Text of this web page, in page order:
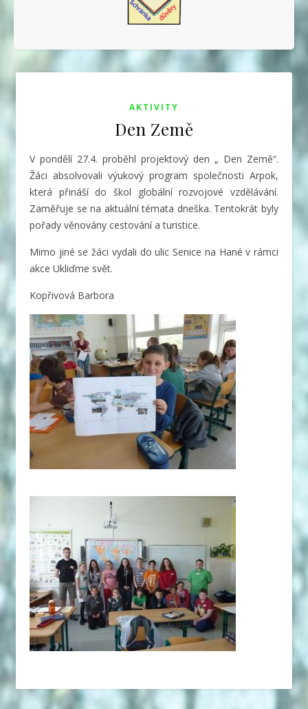
AKTIVITY
Den Země
V pondělí 27.4. proběhl projektový den „ Den Země“.
Žáci absolvovali výukový program společnosti Arpok,
která přináší do škol globální rozvojové vzdělávání.
Zaměřuje se na aktuální témata dneška. Tentokrát byly
pořady věnovány cestování a turistice.
Mimo jiné se žáci vydali do ulic Senice na Hané v rámci
akce Ukliďme svět.
Kopřivová Barbora